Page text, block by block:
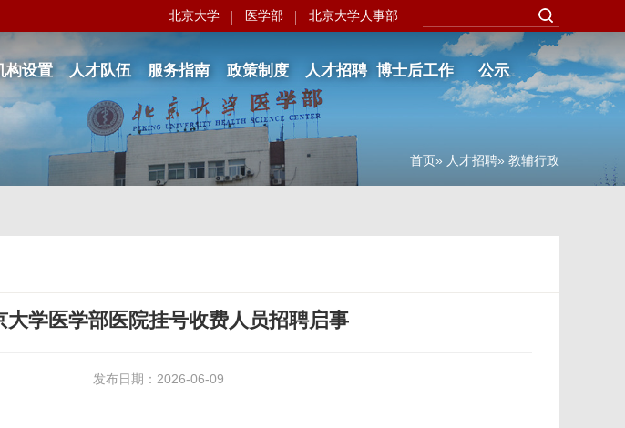
北京大学 医学部 北京大学人事部
构设置 人才队伍 服务指南 政策制度 人才招聘 博士后工作 公示
首页» 人才招聘» 教辅行政
大学医学部医院挂号收费人员招聘启事
发布日期：2026-06-09